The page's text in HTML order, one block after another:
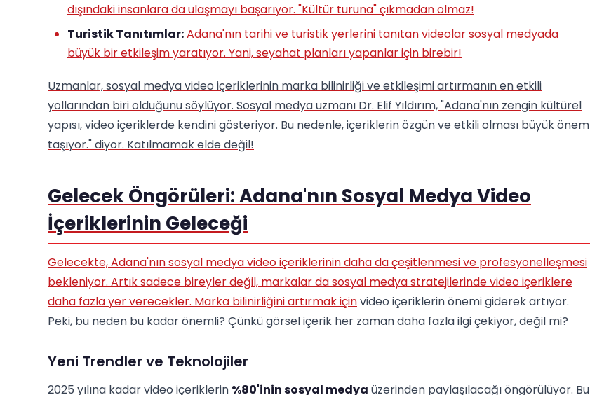
dışındaki insanlara da ulaşmayı başarıyor. "Kültür turuna" çıkmadan olmaz!
Turistik Tanıtımlar:Adana'nın tarihi ve turistik yerlerini tanıtan videolar sosyal medyada
büyük bir etkileşim yaratıyor. Yani, seyahat planları yapanlar için birebir!
Uzmanlar, sosyal medya video içeriklerinin marka bilinirliği ve etkileşimi artırmanın en etkili
yollarından biri olduğunu söylüyor. Sosyal medya uzmanı Dr. Elif Yıldırım, "Adana'nın zengin kültürel
yapısı, video içeriklerde kendini gösteriyor. Bu nedenle, içeriklerin özgün ve etkili olması büyük önem
taşıyor." diyor. Katılmamak elde değil!
Gelecek Öngörüleri: Adana'nın Sosyal Medya Video
İçeriklerinin Geleceği
Gelecekte, Adana'nın sosyal medya video içeriklerinin daha da çeşitlenmesi ve profesyonelleşmesi
bekleniyor. Artık sadece bireyler değil, markalar da sosyal medya stratejilerinde video içeriklere
daha fazla yer verecekler. Marka bilinirliğini artırmak içinvideo içeriklerin önemi giderek artıyor.
Peki, bu neden bu kadar önemli? Çünkü görsel içerik her zaman daha fazla ilgi çekiyor, değil mi?
Yeni Trendler ve Teknolojiler
2025 yılına kadar video içeriklerin %80'inin sosyal medya üzerinden paylaşılacağı öngörülüyor. Bu